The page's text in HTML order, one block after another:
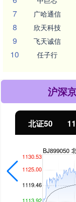
7 广哈通信
8 欣天科技
9 飞天诚信
10 任子行
沪深
北证50